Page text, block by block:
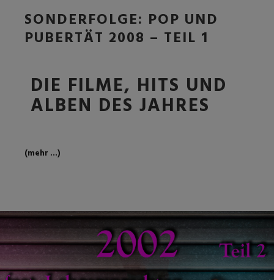
SONDERFOLGE: POP UND
PUBERTÄT 2008 – TEIL 1
DIE FILME, HITS UND
ALBEN DES JAHRES
(mehr …)